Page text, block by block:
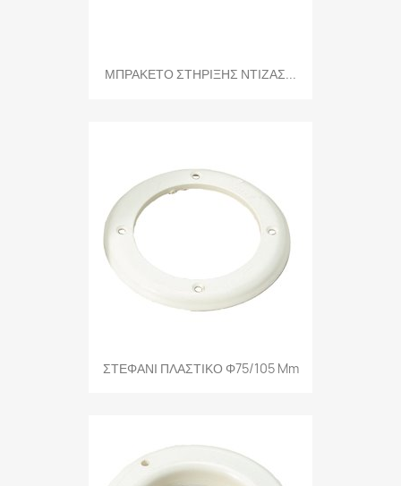
ΜΠΡΑΚΕΤΟ ΣΤΗΡΙΞΗΣ ΝΤΙΖΑΣ...
ΣΤΕΦΑΝΙ ΠΛΑΣΤΙΚΟ Φ75/105 Mm